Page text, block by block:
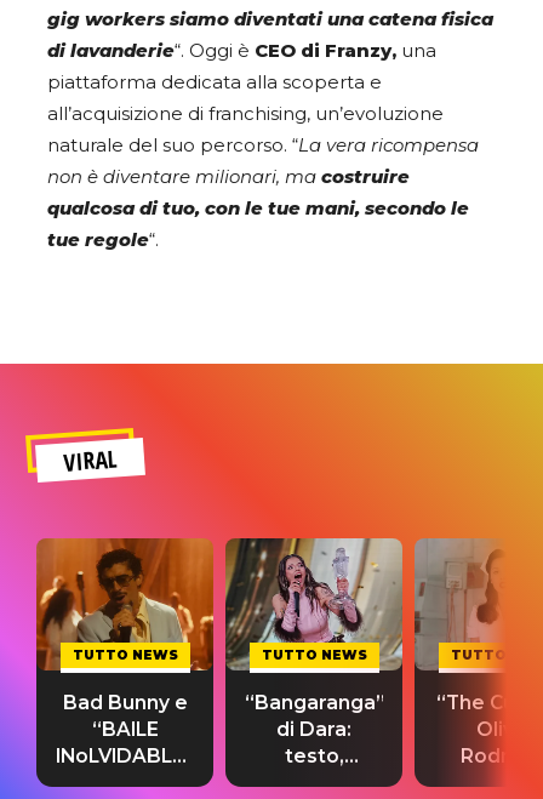
gig workers siamo diventati una catena fisica
di lavanderie“. Oggi è CEO di Franzy, una
piattaforma dedicata alla scoperta e
all’acquisizione di franchising, un’evoluzione
naturale del suo percorso. “La vera ricompensa
non è diventare milionari, ma costruire
qualcosa di tuo, con le tue mani, secondo le
tue regole“.
VIRAL
TUTTO NEWS
Bad Bunny e
“BAILE
INoLVIDABLE”:
testo,
TUTTO NEWS
“Bangaranga”
di Dara:
testo,
traduzione e
TUTTO
“The
Olivia
testo,